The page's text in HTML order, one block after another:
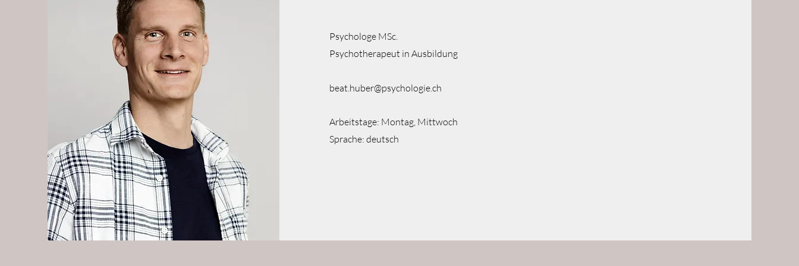
Psychologe MSc.
Psychotherapeut in Ausbildung
beat.huber@psychologie.ch
Arbeitstage: Montag, Mittwoch
Sprache: deutsch